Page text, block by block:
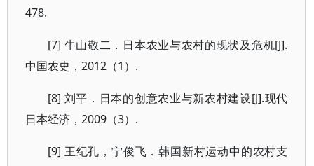
478.
[7] 牛山敬二．日本农业与农村的现状及危机[J].
中国农史，2012（1）.
[8] 刘平．日本的创意农业与新农村建设[J].现代
日本经济，2009（3）.
[9] 王纪孔，宁俊飞．韩国新村运动中的农村支